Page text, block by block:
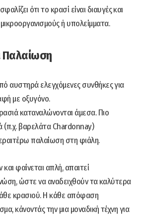
ότι το κρασί είναι διαυγές και
ή υπολείμματα.
Παλαίωση
αυστηρά ελεγχόμενες συνθήκες για
με οξυγόνο.
καταναλώνονται άμεσα. Πιο
(π.χ. βαρελάτα Chardonnay)
παλαίωση στη φιάλη.
φαίνεται απλή, απαιτεί
ώστε να αναδειχθούν τα καλύτερα
κρασιού. Η κάθε απόφαση
κάνοντάς την μια μοναδική τέχνη για